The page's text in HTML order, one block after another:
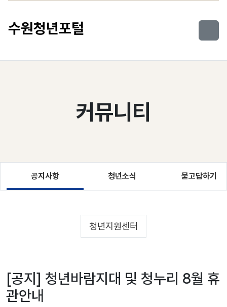
수원청년포털
커뮤니티
공지사항 청년소식 묻고답하기
청년지원센터
[공지] 청년바람지대 및 청누리 8월 휴
관안내